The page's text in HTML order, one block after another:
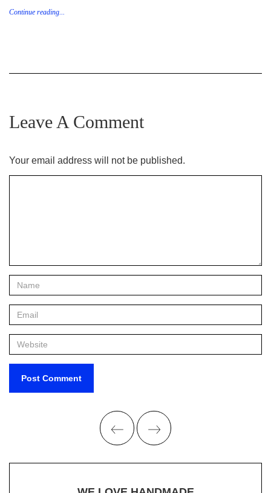
Continue reading...
Leave A Comment
Your email address will not be published.